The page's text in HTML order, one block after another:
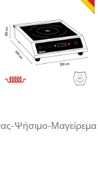
Ψήσιμο-Μαγείρεμα